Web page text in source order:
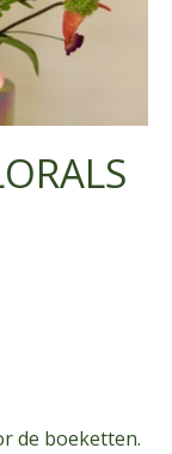
de boeketten.